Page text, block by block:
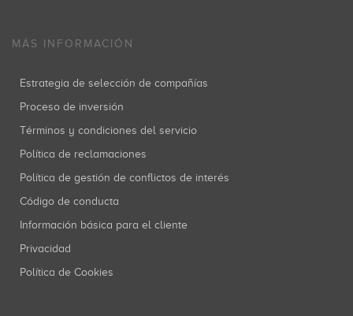
MÁS INFORMACIÓN
Estrategia de selección de compañías
Proceso de inversión
Términos y condiciones del servicio
Política de reclamaciones
Política de gestión de conflictos de interés
Código de conducta
Información básica para el cliente
Privacidad
Política de Cookies